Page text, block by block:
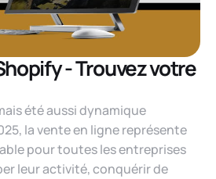
- Trouvez votre
été aussi dynamique
la vente en ligne représente
pour toutes les entreprises
leur activité, conquérir de